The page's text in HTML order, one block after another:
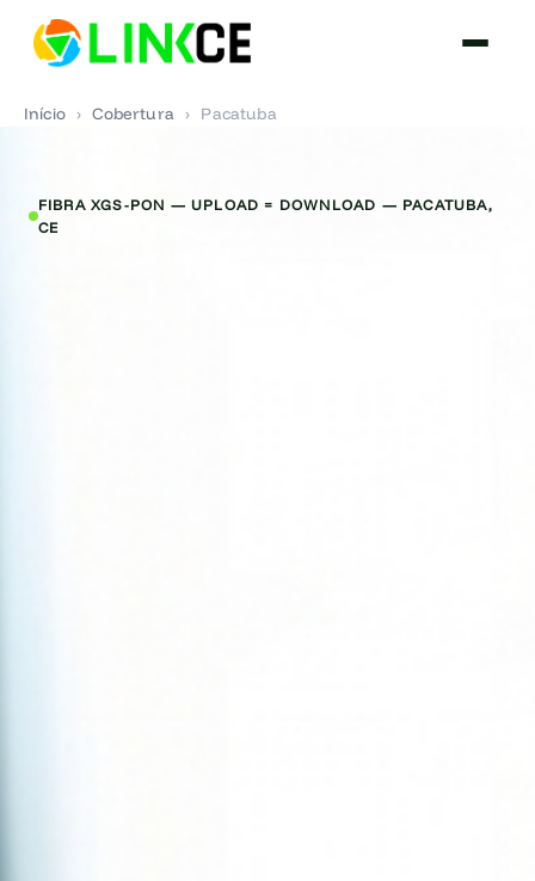
Início › Cobertura › Pacatuba
FIBRA XGS-PON — UPLOAD = DOWNLOAD — PACATUBA,
CE